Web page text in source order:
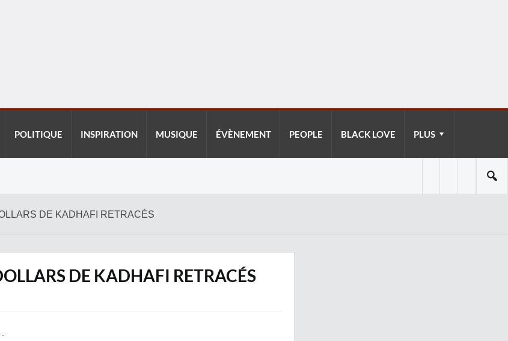
POLITIQUE INSPIRATION MUSIQUE ÉVÈNEMENT PEOPLE BLACK LOVE PLUS
DE KADHAFI RETRACÉS
DE KADHAFI RETRACÉS